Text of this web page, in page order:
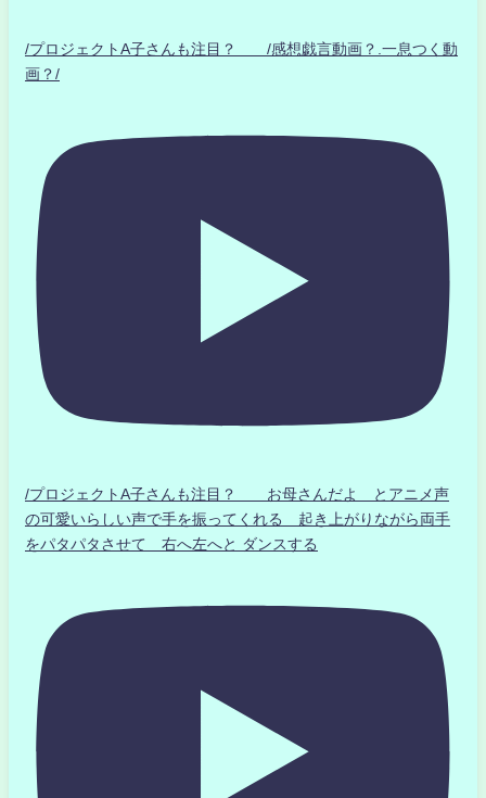
/プロジェクトA子さんも注目？ /感想戯言動画？.一息つく動
画？/
/プロジェクトA子さんも注目？ お母さんだよ とアニメ声
の可愛いらしい声で手を振ってくれる 起き上がりながら両手
をパタパタさせて 右へ左へと ダンスする